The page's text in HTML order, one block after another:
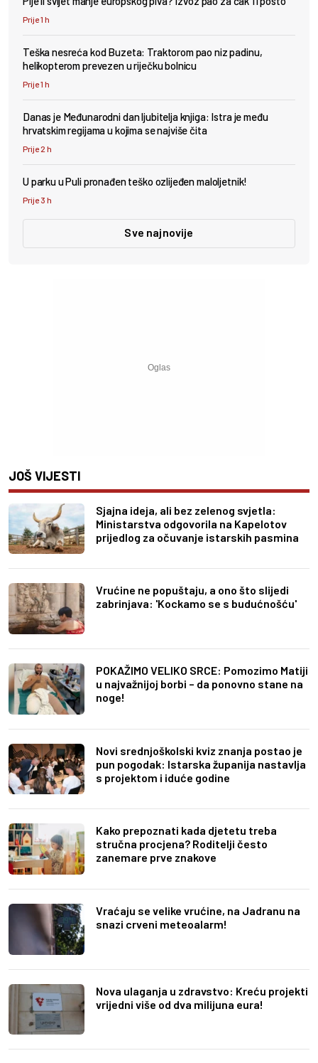
Prije 1 h
Teška nesreća kod Buzeta: Traktorom pao niz padinu,
helikopterom prevezen u riječku bolnicu
Prije 1 h
Danas je Međunarodni dan ljubitelja knjiga: Istra je među
hrvatskim regijama u kojima se najviše čita
Prije 2 h
U parku u Puli pronađen teško ozlijeđen maloljetnik!
Prije 3 h
Sve najnovije
JOŠ VIJESTI
Sjajna ideja, ali bez zelenog svjetla:
Ministarstva odgovorila na Kapelotov
prijedlog za očuvanje istarskih pasmina
Vrućine ne popuštaju, a ono što slijedi
zabrinjava: 'Kockamo se s budućnošću'
POKAŽIMO VELIKO SRCE: Pomozimo Matiji
u najvažnijoj borbi – da ponovno stane na
noge!
Novi srednjoškolski kviz znanja postao je
pun pogodak: Istarska županija nastavlja
s projektom i iduće godine
Kako prepoznati kada djetetu treba
stručna procjena? Roditelji često
zanemare prve znakove
Vraćaju se velike vrućine, na Jadranu na
snazi crveni meteoalarm!
Nova ulaganja u zdravstvo: Kreću projekti
vrijedni više od dva milijuna eura!